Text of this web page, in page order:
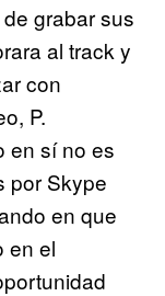
grabar sus
al track y
con
P.
en sí no es
por Skype
en que
en el